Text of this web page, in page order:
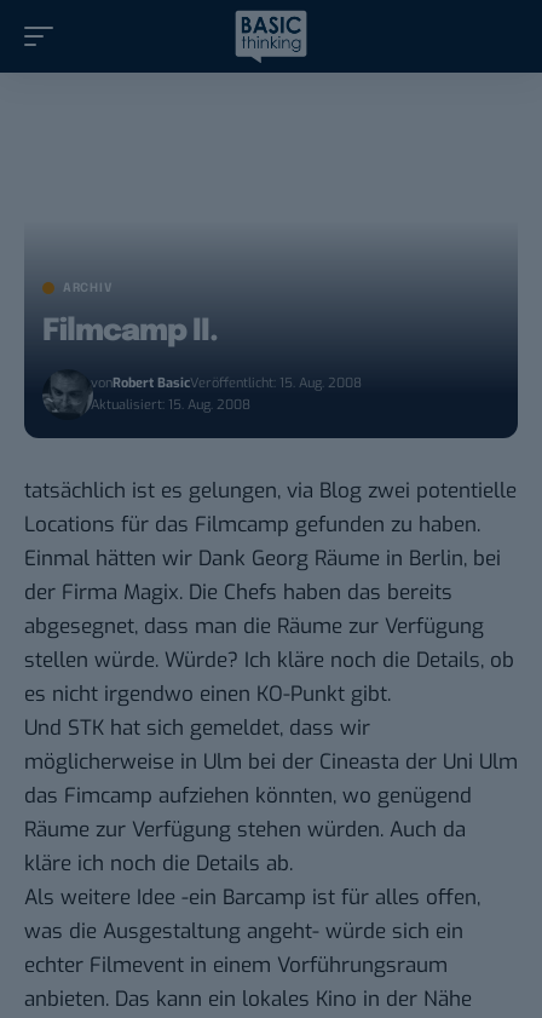
ARCHIV
Filmcamp II.
vonRobert BasicVeröffentlicht: 15. Aug. 2008
Aktualisiert: 15. Aug. 2008
tatsächlich ist es gelungen, via Blog zwei potentielle
Locations für das Filmcamp gefunden zu haben.
Einmal hätten wir Dank Georg Räume in Berlin, bei
der Firma Magix. Die Chefs haben das bereits
abgesegnet, dass man die Räume zur Verfügung
stellen würde. Würde? Ich kläre noch die Details, ob
es nicht irgendwo einen KO-Punkt gibt.
Und STK hat sich gemeldet, dass wir
möglicherweise in Ulm bei der Cineasta der Uni Ulm
das Fimcamp aufziehen könnten, wo genügend
Räume zur Verfügung stehen würden. Auch da
kläre ich noch die Details ab.
Als weitere Idee -ein Barcamp ist für alles offen,
was die Ausgestaltung angeht- würde sich ein
echter Filmevent in einem Vorführungsraum
anbieten. Das kann ein lokales Kino in der Nähe